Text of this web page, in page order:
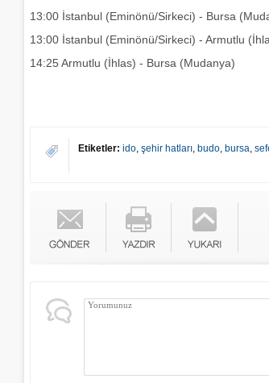
13:00 İstanbul (Eminönü/Sirkeci) - Bursa
13:00 İstanbul (Eminönü/Sirkeci) - Armutlu
14:25 Armutlu (İhlas) - Bursa (Mudanya)
Etiketler: ido, şehir hatları, budo, bursa,